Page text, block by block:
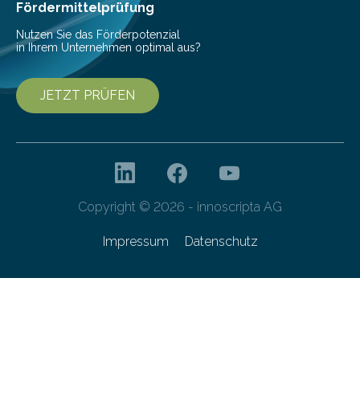
Fördermittelprüfung
Nutzen Sie das Förderpotenzial
in Ihrem Unternehmen optimal aus?
JETZT PRÜFEN
Copyright © 2026 - innoscripta AG
Impressum Datenschutz